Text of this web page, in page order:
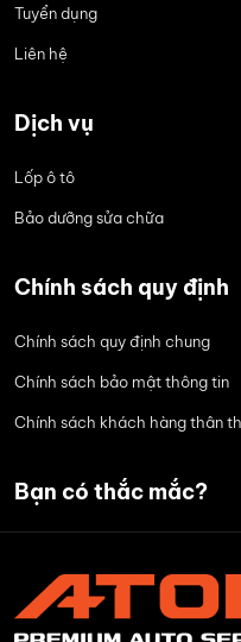
Tuyển dụng
Liên hệ
Dịch vụ
Lốp ô tô
Bảo dưỡng sửa chữa
Chính sách quy định
Chính sách quy định chung
Chính sách bảo mật thông tin
Chính sách khách hàng thân
Bạn có thắc mắc?